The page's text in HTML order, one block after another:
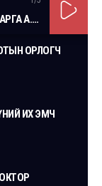
ТОМЧУУДААС АСУУЯ #33 ХОТЫН ОРЛОГЧ ДАРГА А.АМАРТҮВШИН
ОРЛОГЧ
ИХ ЭМЧ